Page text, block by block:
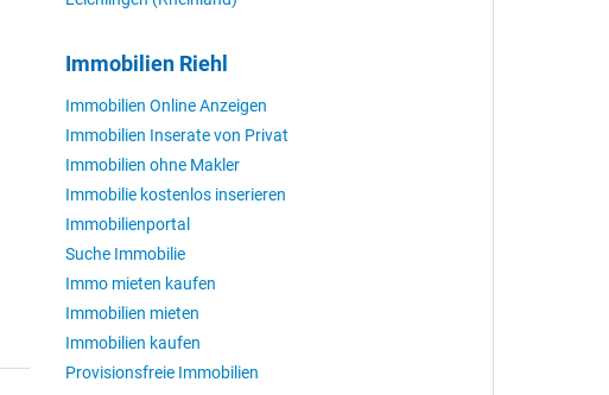
Immobilien Riehl
Immobilien Online Anzeigen
Immobilien Inserate von Privat
Immobilien ohne Makler
Immobilie kostenlos inserieren
Immobilienportal
Suche Immobilie
Immo mieten kaufen
Immobilien mieten
Immobilien kaufen
Provisionsfreie Immobilien